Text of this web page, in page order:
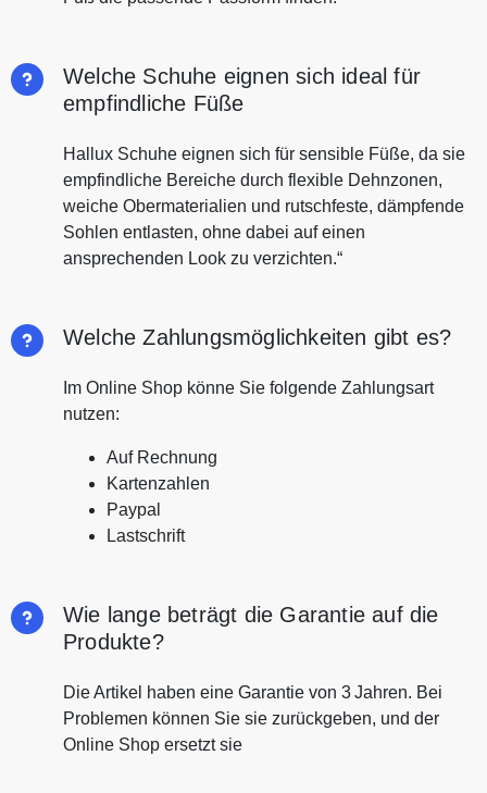
Welche Schuhe eignen sich ideal für
empfindliche Füße
Hallux Schuhe eignen sich für sensible Füße, da sie
empfindliche Bereiche durch flexible Dehnzonen,
weiche Obermaterialien und rutschfeste, dämpfende
Sohlen entlasten, ohne dabei auf einen
ansprechenden Look zu verzichten.“
Welche Zahlungsmöglichkeiten gibt es?
Im Online Shop könne Sie folgende Zahlungsart
nutzen:
Auf Rechnung
Kartenzahlen
Paypal
Lastschrift
Wie lange beträgt die Garantie auf die
Produkte?
Die Artikel haben eine Garantie von 3 Jahren. Bei
Problemen können Sie sie zurückgeben, und der
Online Shop ersetzt sie